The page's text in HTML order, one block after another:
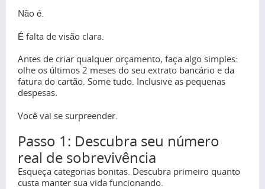
Não é.
É falta de visão clara.
Antes de criar qualquer orçamento, faça algo simples:
olhe os últimos 2 meses do seu extrato bancário e da
fatura do cartão. Some tudo. Inclusive as pequenas
despesas.
Você vai se surpreender.
Passo 1: Descubra seu número
real de sobrevivência
Esqueça categorias bonitas. Descubra primeiro quanto
custa manter sua vida funcionando.